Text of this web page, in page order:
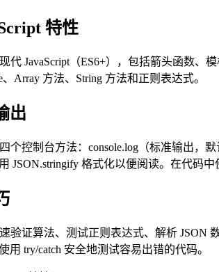
特性
代 JavaScript（ES6+），包括箭头函数、
、Array 方法、String 方法和正则表达式。
出
个控制台方法：console.log（标准输出，
JSON.stringify 格式化以便阅读。在代码中
验证算法、测试正则表达式、解析
用 try/catch 安全地测试容易出错的代码。